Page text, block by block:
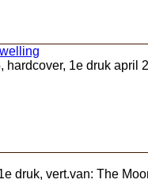
1e druk
druk, vert.van: The